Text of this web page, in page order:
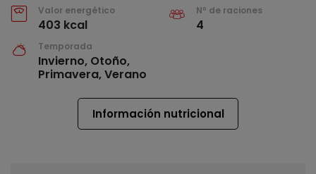
Valor energético
403 kcal
Nº de raciones
4
Temporada
Invierno, Otoño,
Primavera, Verano
Información nutricional